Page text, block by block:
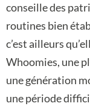
conseille des
routines bien
c’est ailleurs
Whoomies, une
une génération
une période